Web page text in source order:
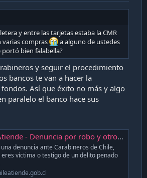
y entre las tarjetas estaba la CMR
compras
a alguno de ustedes
portó bien falabella?
y seguir el procedimiento
bancos te van a hacer la
Así que éxito no más y algo
paralelo el banco hace sus
- Denuncia por robo y otros delitos ante Carabineros
una denuncia ante Carabineros de Chile,
eres víctima o testigo de un delito penado